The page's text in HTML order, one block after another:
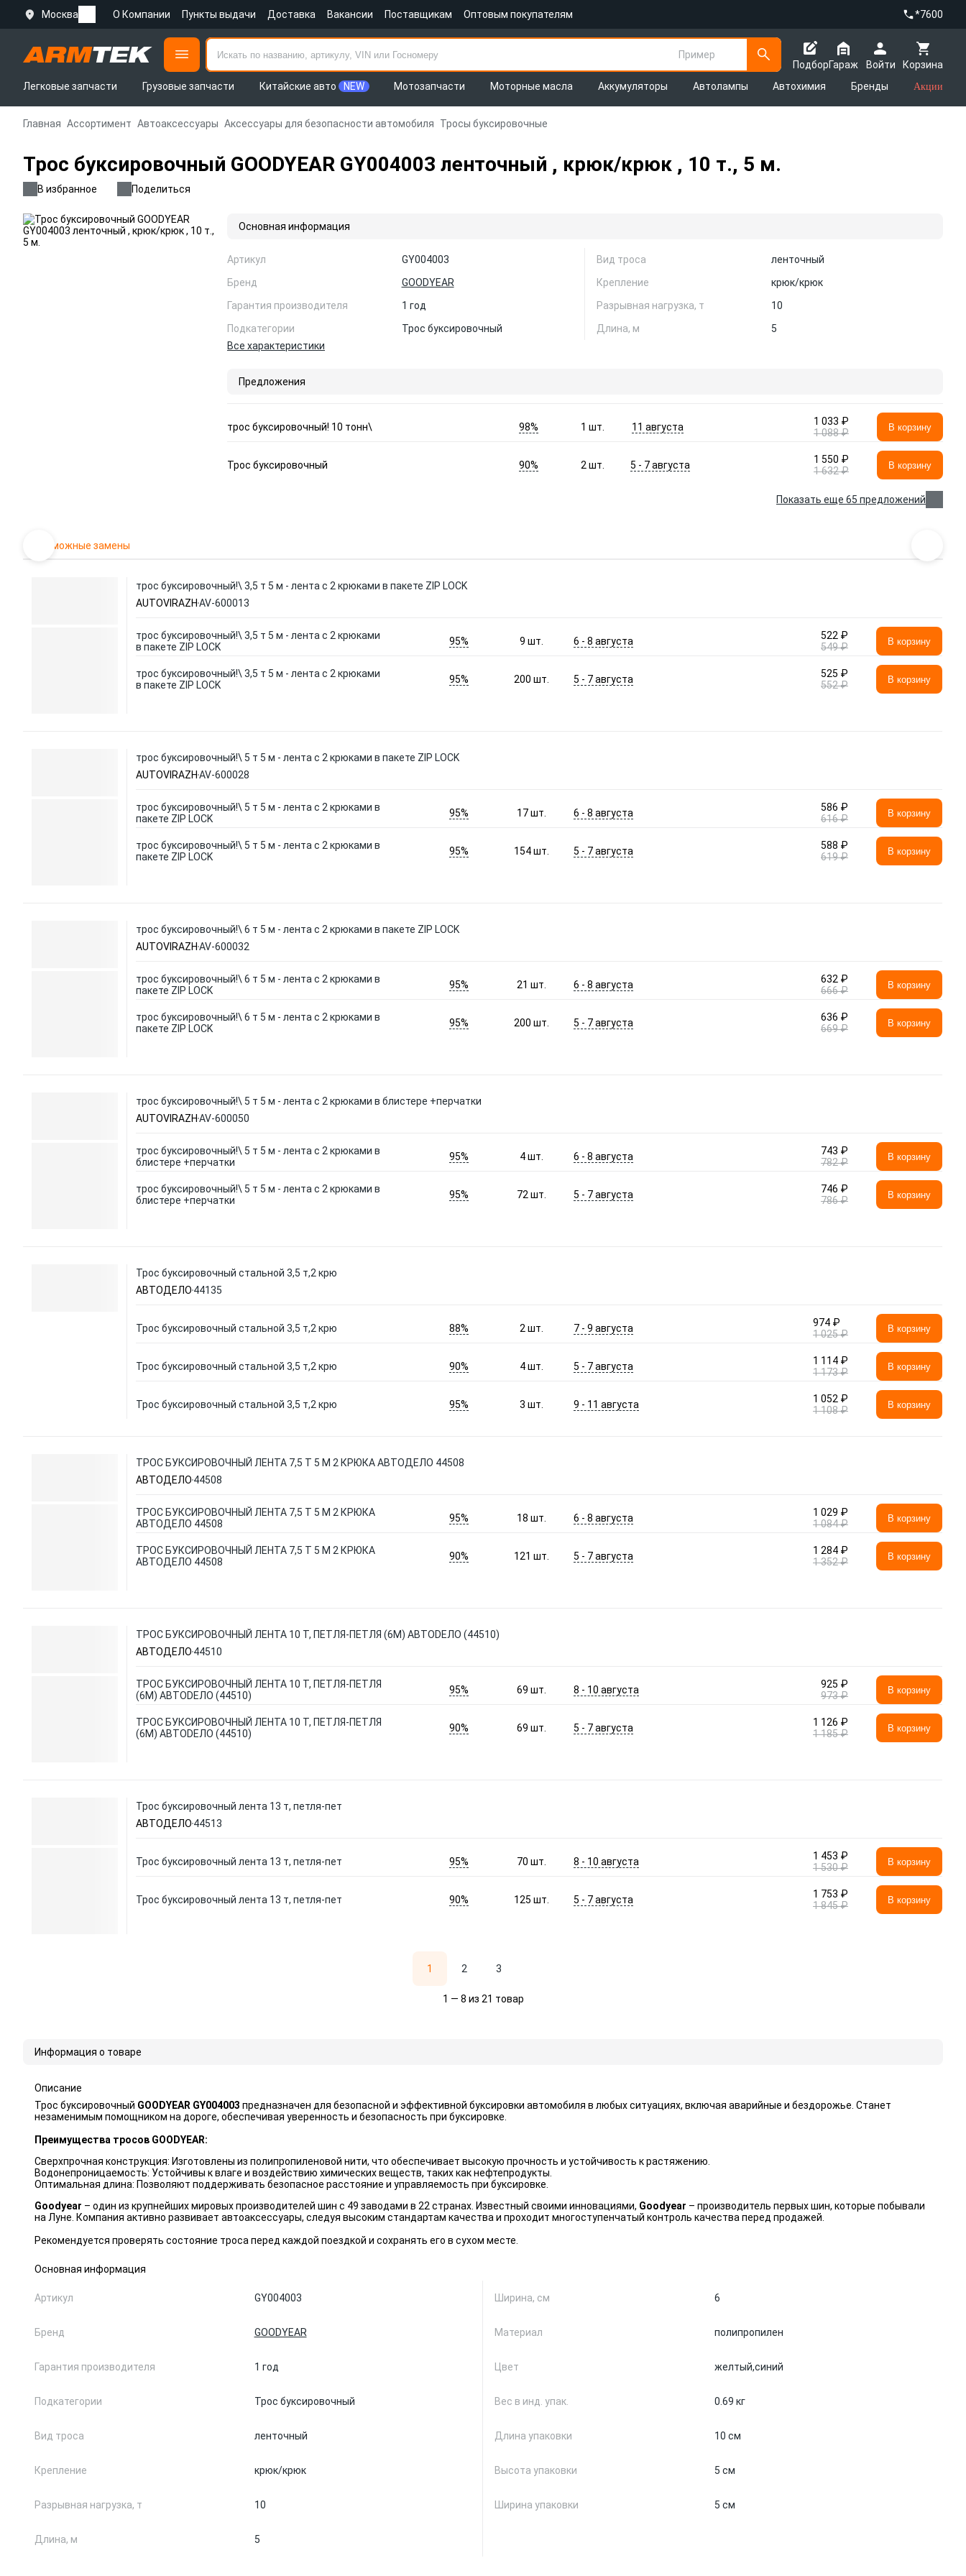
Москва О Компании Пункты выдачи Доставка Вакансии Поставщикам Оптовым покупателям *7600
Пример
Подбор
Корзина
Гараж
Войти
Легковые запчасти
Грузовые запчасти Китайские авто NEW Мотозапчасти Моторные масла Аккумуляторы Автолампы Автохимия Бренды Акции
Главная Ассортимент Автоаксессуары Аксессуары для безопасности автомобиля Тросы буксировочные
Трос буксировочный GOODYEAR GY004003 ленточный , крюк/крюк , 10 т., 5 м.
В избранное Поделиться
Основная информация
Артикул
GY004003
Бренд
GOODYEAR
Гарантия производителя
1 год
Подкатегории
Трос буксировочный
Вид троса
ленточный
Крепление
крюк/крюк
Разрывная нагрузка, т
10
Длина, м
5
Все характеристики
Предложения
трос буксировочный! 10 тонн\ 98% 1шт. 11 августа
1 033 ₽
1 088 ₽
В корзину
Трос буксировочный 90% 2шт. 5 - 7 августа
1 550 ₽
1 632 ₽
В корзину
Показать еще 65 предложений
Возможные замены
трос буксировочный!\ 3,5 т 5 м - лента с 2 крюками в пакете ZIP LOCK
AUTOVIRAZH AV-600013
трос буксировочный!\ 3,5 т 5 м - лента с 2 крюками
в пакете ZIP LOCK
95% 9шт. 6 - 8 августа
522 ₽
549 ₽
В корзину
трос буксировочный!\ 3,5 т 5 м - лента с 2 крюками
в пакете ZIP LOCK
95% 200шт. 5 - 7 августа
525 ₽
552 ₽
В корзину
трос буксировочный!\ 5 т 5 м - лента с 2 крюками в пакете ZIP LOCK
AUTOVIRAZH AV-600028
трос буксировочный!\ 5 т 5 м - лента с 2 крюками в
пакете ZIP LOCK
95% 17шт. 6 - 8 августа
586 ₽
616 ₽
В корзину
трос буксировочный!\ 5 т 5 м - лента с 2 крюками в
пакете ZIP LOCK
95% 154шт. 5 - 7 августа
588 ₽
619 ₽
В корзину
трос буксировочный!\ 6 т 5 м - лента с 2 крюками в пакете ZIP LOCK
AUTOVIRAZH AV-600032
трос буксировочный!\ 6 т 5 м - лента с 2 крюками в
пакете ZIP LOCK
95% 21шт. 6 - 8 августа
632 ₽
666 ₽
В корзину
трос буксировочный!\ 6 т 5 м - лента с 2 крюками в
пакете ZIP LOCK
95% 200шт. 5 - 7 августа
636 ₽
669 ₽
В корзину
трос буксировочный!\ 5 т 5 м - лента с 2 крюками в блистере +перчатки
AUTOVIRAZH AV-600050
трос буксировочный!\ 5 т 5 м - лента с 2 крюками в
блистере +перчатки
95% 4шт. 6 - 8 августа
743 ₽
782 ₽
В корзину
трос буксировочный!\ 5 т 5 м - лента с 2 крюками в
блистере +перчатки
95% 72шт. 5 - 7 августа
746 ₽
786 ₽
В корзину
Трос буксировочный стальной 3,5 т,2 крю
АВТОДЕЛО 44135
Трос буксировочный стальной 3,5 т,2 крю 88% 2шт. 7 - 9 августа
974 ₽
1 025 ₽
В корзину
Трос буксировочный стальной 3,5 т,2 крю 90% 4шт. 5 - 7 августа
1 114 ₽
1 173 ₽
В корзину
Трос буксировочный стальной 3,5 т,2 крю 95% 3шт. 9 - 11 августа
1 052 ₽
1 108 ₽
В корзину
ТРОС БУКСИРОВОЧНЫЙ ЛЕНТА 7,5 Т 5 М 2 КРЮКА АВТОДЕЛО 44508
АВТОДЕЛО 44508
ТРОС БУКСИРОВОЧНЫЙ ЛЕНТА 7,5 Т 5 М 2 КРЮКА
АВТОДЕЛО 44508
95% 18шт. 6 - 8 августа
1 029 ₽
1 084 ₽
В корзину
ТРОС БУКСИРОВОЧНЫЙ ЛЕНТА 7,5 Т 5 М 2 КРЮКА
АВТОДЕЛО 44508
90% 121шт. 5 - 7 августа
1 284 ₽
1 352 ₽
В корзину
ТРОС БУКСИРОВОЧНЫЙ ЛЕНТА 10 Т, ПЕТЛЯ-ПЕТЛЯ (6М) АВТОDЕЛО (44510)
АВТОДЕЛО 44510
ТРОС БУКСИРОВОЧНЫЙ ЛЕНТА 10 Т, ПЕТЛЯ-ПЕТЛЯ
(6М) АВТОDЕЛО (44510)
95% 69шт. 8 - 10 августа
925 ₽
973 ₽
В корзину
ТРОС БУКСИРОВОЧНЫЙ ЛЕНТА 10 Т, ПЕТЛЯ-ПЕТЛЯ
(6М) АВТОDЕЛО (44510)
90% 69шт. 5 - 7 августа
1 126 ₽
1 185 ₽
В корзину
Трос буксировочный лента 13 т, петля-пет
АВТОДЕЛО 44513
Трос буксировочный лента 13 т, петля-пет 95% 70шт. 8 - 10 августа
1 453 ₽
1 530 ₽
В корзину
Трос буксировочный лента 13 т, петля-пет 90% 125шт. 5 - 7 августа
1 753 ₽
1 845 ₽
В корзину
1 2 3
1 — 8 из 21 товар
Информация о товаре
Описание
Трос буксировочный GOODYEAR GY004003 предназначен для безопасной и эффективной буксировки автомобиля в любых ситуациях, включая аварийные и бездорожье. Станет
незаменимым помощником на дороге, обеспечивая уверенность и безопасность при буксировке.
Преимущества тросов GOODYEAR:
Сверхпрочная конструкция: Изготовлены из полипропиленовой нити, что обеспечивает высокую прочность и устойчивость к растяжению.
Водонепроницаемость: Устойчивы к влаге и воздействию химических веществ, таких как нефтепродукты.
Оптимальная длина: Позволяют поддерживать безопасное расстояние и управляемость при буксировке.
Goodyear – один из крупнейших мировых производителей шин с 49 заводами в 22 странах. Известный своими инновациями, Goodyear – производитель первых шин, которые побывали
на Луне. Компания активно развивает автоаксессуары, следуя высоким стандартам качества и проходит многоступенчатый контроль качества перед продажей.
Рекомендуется проверять состояние троса перед каждой поездкой и сохранять его в сухом месте.
Основная информация
Артикул GY004003
Бренд GOODYEAR
Гарантия производителя 1 год
Подкатегории Трос буксировочный
Вид троса ленточный
Крепление крюк/крюк
Разрывная нагрузка, т 10
Длина, м 5
Ширина, см 6
Материал полипропилен
Цвет желтый,синий
Вес в инд. упак. 0.69 кг
Длина упаковки 10 см
Высота упаковки 5 см
Ширина упаковки 5 см